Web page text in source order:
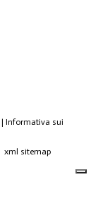
| Informativa sui
xml sitemap